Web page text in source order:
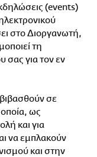
(events)
στο Διοργανωτή,
τη
σας για τον εν
σε
ως
και για
να εμπλακούν
και στην